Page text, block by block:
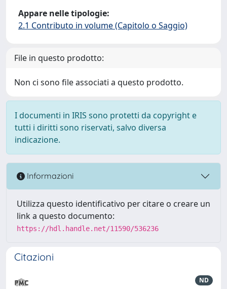
Appare nelle tipologie:
2.1 Contributo in volume (Capitolo o Saggio)
File in questo prodotto:
Non ci sono file associati a questo prodotto.
I documenti in IRIS sono protetti da copyright e
tutti i diritti sono riservati, salvo diversa
indicazione.
Informazioni
Utilizza questo identificativo per citare o creare un
link a questo documento:
https://hdl.handle.net/11590/536236
Citazioni
ND